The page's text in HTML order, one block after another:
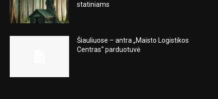
statiniams
Šiauliuose – antra „Maisto Logistikos
Centras“ parduotuvė